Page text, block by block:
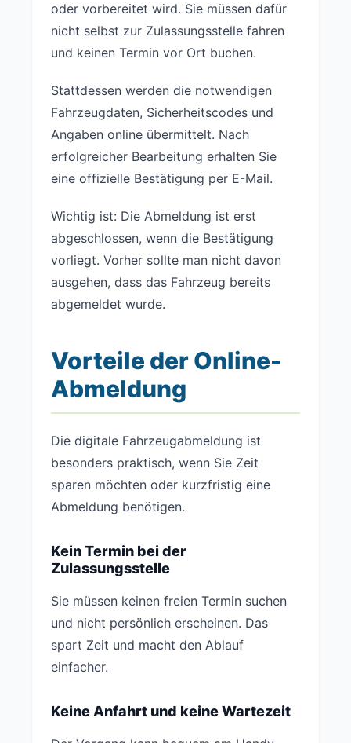
oder vorbereitet wird. Sie müssen dafür
nicht selbst zur Zulassungsstelle fahren
und keinen Termin vor Ort buchen.
Stattdessen werden die notwendigen
Fahrzeugdaten, Sicherheitscodes und
Angaben online übermittelt. Nach
erfolgreicher Bearbeitung erhalten Sie
eine offizielle Bestätigung per E-Mail.
Wichtig ist: Die Abmeldung ist erst
abgeschlossen, wenn die Bestätigung
vorliegt. Vorher sollte man nicht davon
ausgehen, dass das Fahrzeug bereits
abgemeldet wurde.
Vorteile der Online-
Abmeldung
Die digitale Fahrzeugabmeldung ist
besonders praktisch, wenn Sie Zeit
sparen möchten oder kurzfristig eine
Abmeldung benötigen.
Kein Termin bei der
Zulassungsstelle
Sie müssen keinen freien Termin suchen
und nicht persönlich erscheinen. Das
spart Zeit und macht den Ablauf
einfacher.
Keine Anfahrt und keine Wartezeit